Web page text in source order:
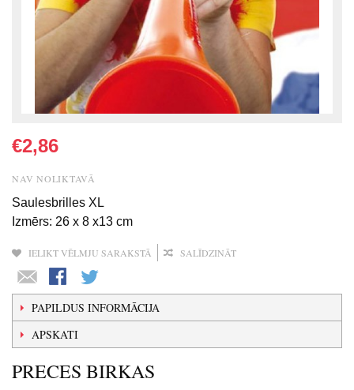
€2,86
NAV NOLIKTAVĀ
Saulesbrilles XL
Izmērs: 26 x 8 x13 cm
IELIKT VĒLMJU SARAKSTĀ SALĪDZINĀT
PAPILDUS INFORMĀCIJA
APSKATI
PRECES BIRKAS